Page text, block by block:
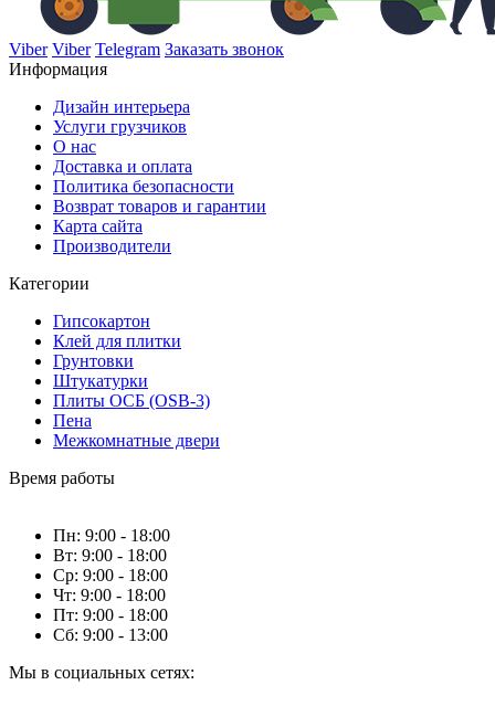
Viber Viber Telegram Заказать звонок
Информация
Дизайн интерьера
Услуги грузчиков
О нас
Доставка и оплата
Политика безопасности
Возврат товаров и гарантии
Карта сайта
Производители
Категории
Гипсокартон
Клей для плитки
Грунтовки
Штукатурки
Плиты ОСБ (OSB-3)
Пена
Межкомнатные двери
Время работы
Пн: 9:00 - 18:00
Вт: 9:00 - 18:00
Ср: 9:00 - 18:00
Чт: 9:00 - 18:00
Пт: 9:00 - 18:00
Сб: 9:00 - 13:00
Мы в социальных сетях: